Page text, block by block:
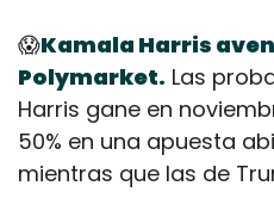
😱Kamala Harris
Polymarket. Las
Harris gane en
50% en una apuesta
mientras que las de